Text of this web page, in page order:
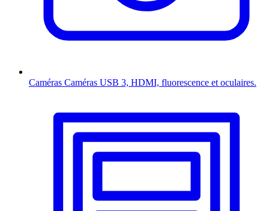
Caméras Caméras USB 3, HDMI, fluorescence et oculaires.